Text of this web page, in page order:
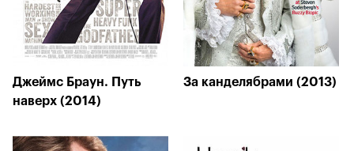
Джеймс Браун. Путь
наверх (2014)
За канделябрами (2013)